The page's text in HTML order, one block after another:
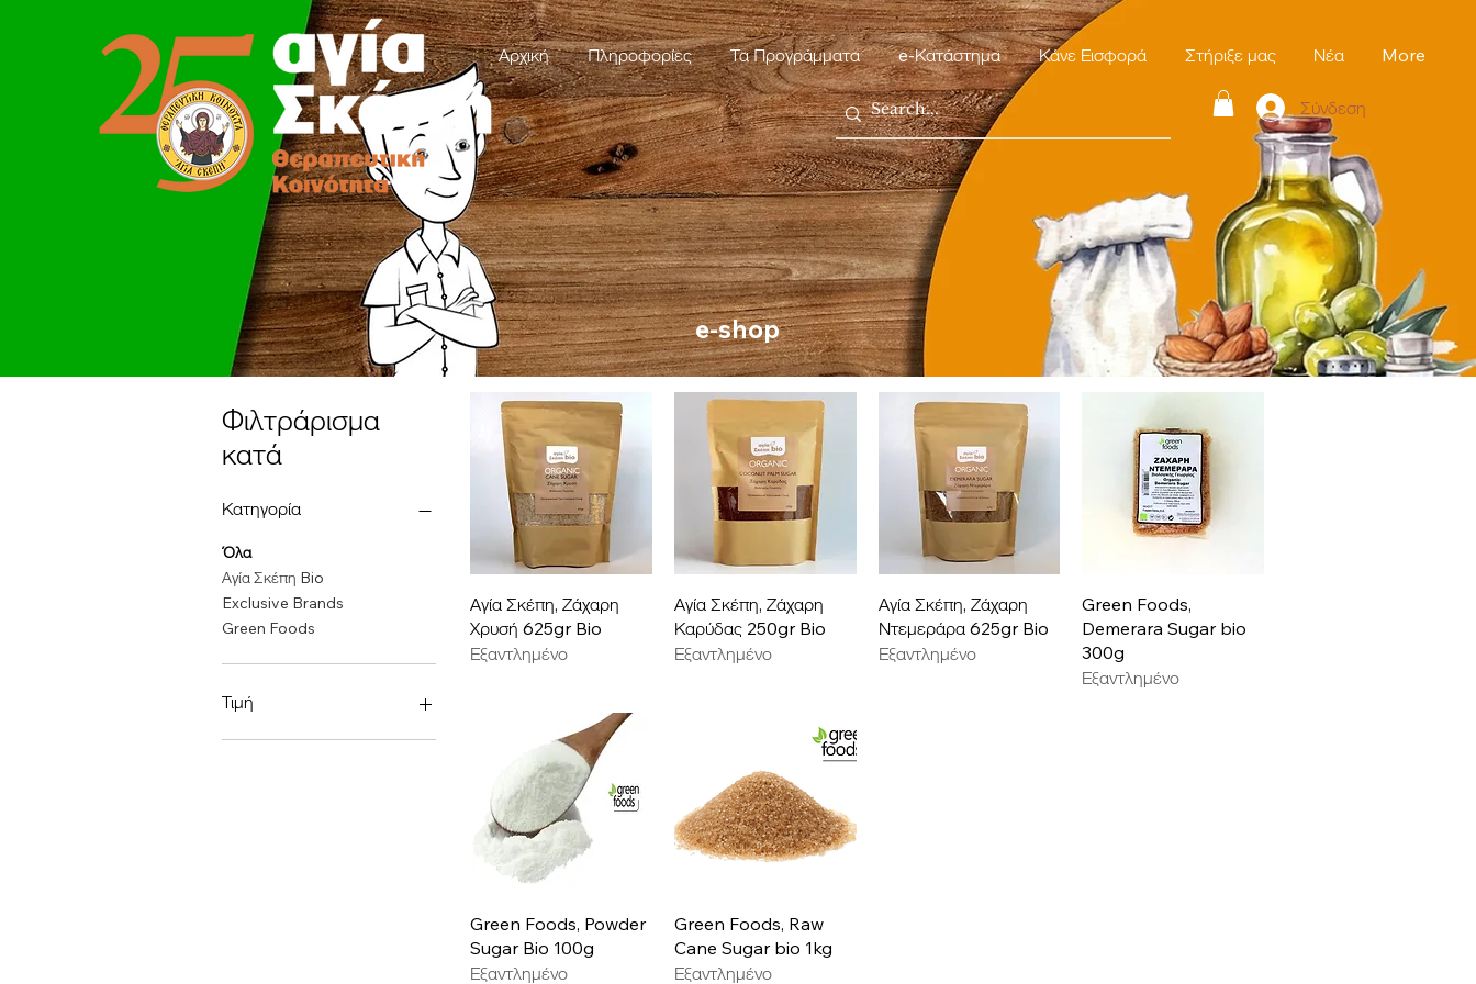
Αρχική Πληροφορίες Τα Προγράμματα e-Κατάστημα Κάνε Εισφορά Στήριξε μας Νέα More
Σύνδεση
e-shop
Φιλτράρισμα
κατά
Κατηγορία
Όλα
Αγία Σκέπη Bio
Exclusive Brands
Green Foods
Τιμή
Γρήγορη προβολή
Αγία Σκέπη, Ζάχαρη
Χρυσή 625gr Bio
Εξαντλημένο
Γρήγορη προβολή
Αγία Σκέπη, Ζάχαρη
Καρύδας 250gr Bio
Εξαντλημένο
Γρήγορη προβολή
Αγία Σκέπη, Ζάχαρη
Ντεμεράρα 625gr Bio
Εξαντλημένο
Γρήγορη προβολή
Green Foods,
Demerara Sugar bio
300g
Εξαντλημένο
Γρήγορη προβολή
Green Foods, Powder
Sugar Bio 100g
Εξαντλημένο
Γρήγορη προβολή
Green Foods, Raw
Cane Sugar bio 1kg
Εξαντλημένο